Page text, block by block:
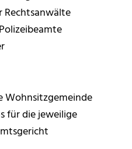
Rechtsanwälte
Wohnsitzgemeinde
für die jeweilige